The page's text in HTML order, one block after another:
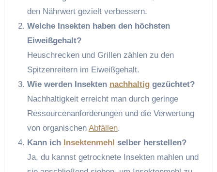
den Nährwert gezielt verbessern.
Welche Insekten haben den höchsten
Eiweißgehalt?
Heuschrecken und Grillen zählen zu den
Spitzenreitern im Eiweißgehalt.
Wie werden Insekten nachhaltiggezüchtet?
Nachhaltigkeit erreicht man durch geringe
Ressourcenanforderungen und die Verwertung
von organischen Abfällen.
Kann ich Insektenmehl selber herstellen?
Ja, du kannst getrocknete Insekten mahlen und